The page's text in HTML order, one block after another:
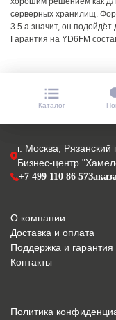
серверных хранилищ.
3.5 а значит, он подойдёт
Гарантия на YD6FM
Каталог
г. Москва, Рязанский
Бизнес-центр
+7 499 110 86 57
О компании
Доставка и оплата
Поддержка и гарантия
Контакты
Политика